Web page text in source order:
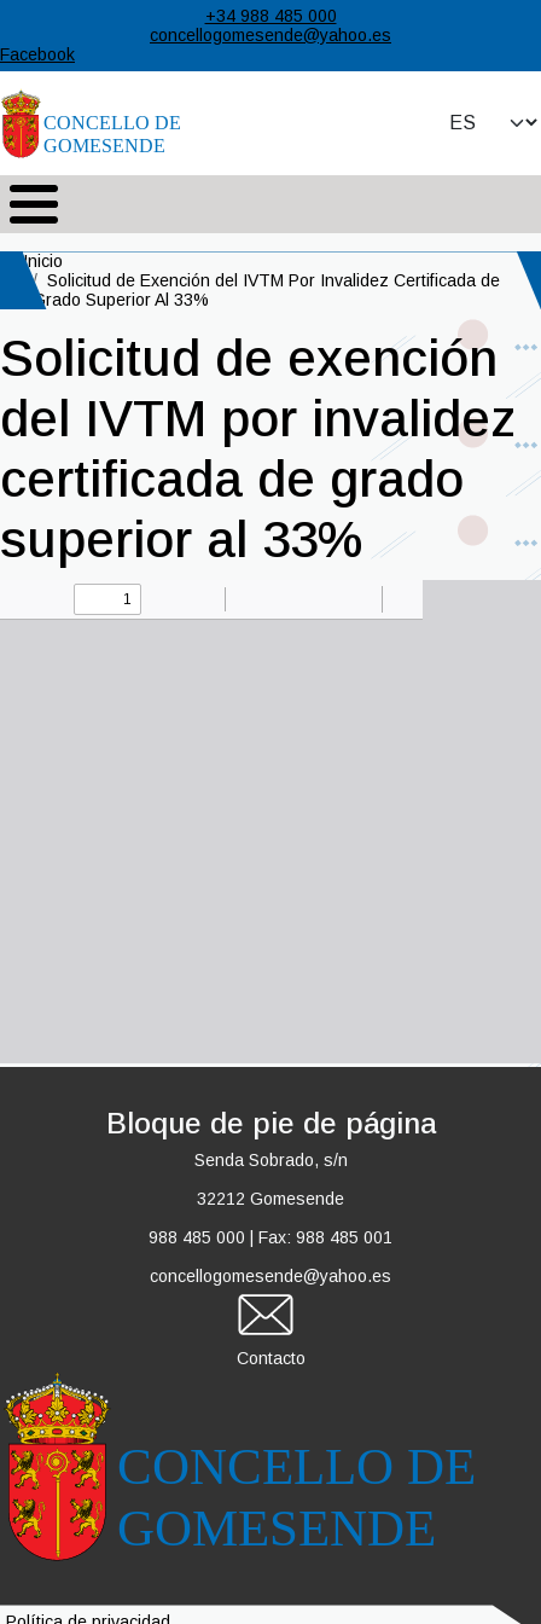
Pasar al contenido principal+34 988 485 000
concellogomesende@yahoo.es
Facebook
Select your
Ruta de navegación
Inicio
Solicitud de Exención del IVTM Por Invalidez Certificada de
Grado Superior Al 33%
Solicitud de exención
del IVTM por invalidez
certificada de grado
superior al 33%
Bloque de pie de página
Senda Sobrado, s/n
32212 Gomesende
988 485 000
Fax: 988 485 001
concellogomesende@yahoo.es
Contacto